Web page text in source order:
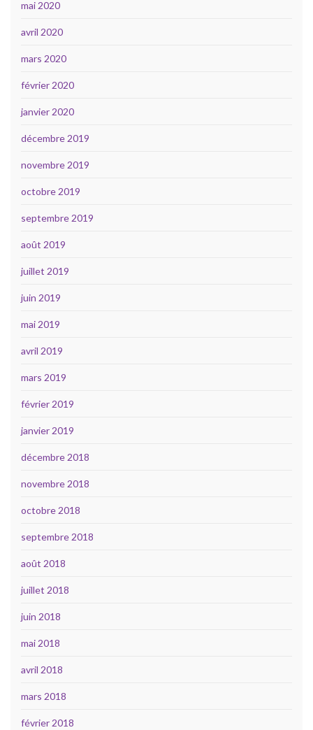
mai 2020
avril 2020
mars 2020
février 2020
janvier 2020
décembre 2019
novembre 2019
octobre 2019
septembre 2019
août 2019
juillet 2019
juin 2019
mai 2019
avril 2019
mars 2019
février 2019
janvier 2019
décembre 2018
novembre 2018
octobre 2018
septembre 2018
août 2018
juillet 2018
juin 2018
mai 2018
avril 2018
mars 2018
février 2018